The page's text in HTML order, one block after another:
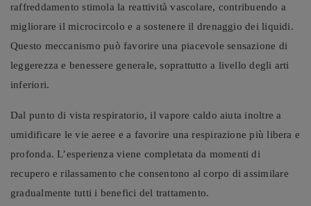
raffreddamento stimola la reattività vascolare, contribuendo a
migliorare il microcircolo e a sostenere il drenaggio dei liquidi.
Questo meccanismo può favorire una piacevole sensazione di
leggerezza e benessere generale, soprattutto a livello degli arti
inferiori.
Dal punto di vista respiratorio, il vapore caldo aiuta inoltre a
umidificare le vie aeree e a favorire una respirazione più libera e
profonda. L’esperienza viene completata da momenti di
recupero e rilassamento che consentono al corpo di assimilare
gradualmente tutti i benefici del trattamento.